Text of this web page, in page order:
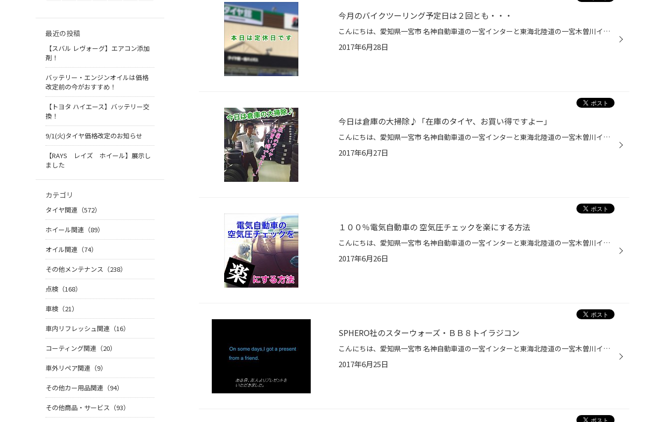
今月のバイクツーリング予定日は２回とも・・・
こんにちは、愛知県一宮市 名神自動車道の一宮インターと東海北陸道の一宮木曽川インターの間くらいにあるタイヤ館一宮バイパス店です。 本日は定休日です。明日は元気に営業しておりますので、ぜひお越しください。 バイクでツーリングの予定でしたが、雨が降り残念ながら今日は中止。今月、２回と...
2017年6月28日
今日は倉庫の大掃除♪「在庫のタイヤ、お買い得ですよー」
こんにちは、愛知県一宮市 名神自動車道の一宮インターと東海北陸道の一宮木曽川インターの間くらいにあるタイヤ館一宮バイパス店です。 今日は少し曇り空。明日、久々にバイクに乗ってどこか行こうとテンチョーに誘われてますが、ちょっと天気が厳しそうです。 テンチョーが誘ってくれると七割は雨...
2017年6月27日
１００％電気自動車の 空気圧チェックを楽にする方法
こんにちは、愛知県一宮市 名神自動車道の一宮インターと東海北陸道の一宮木曽川インターの間くらいにあるタイヤ館一宮バイパス店です。 近年自動車の原動機も多用になり、国内ではハイブリッド車がシェアを伸ばしてきてます。また、従来のガソリン車もエンジンの効率化で飛躍的に燃費が良くなって...
2017年6月26日
SPHERO社のスターウォーズ・ＢＢ８トイラジコン
こんにちは、愛知県一宮市 名神自動車道の一宮インターと東海北陸道の一宮木曽川インターの間くらいにあるタイヤ館一宮バイパス店です。 ある日友人から、先日プレゼントいただいました。 ！！！これは・・・ 私がまだ就学する前から大好きなスターウォーズのグッズじゃないですか！ これ、発売当初...
2017年6月25日
最近の投稿
【スバル レヴォーグ】エアコン添加
剤！
バッテリー・エンジンオイルは価格
改定前の今がおすすめ！
【トヨタ ハイエース】バッテリー交
換！
9/1(火)タイヤ価格改定のお知らせ
【RAYS レイズ ホイール】展示し
ました
カテゴリ
タイヤ関連（572）
ホイール関連（89）
オイル関連（74）
その他メンテナンス（238）
点検（168）
車検（21）
車内リフレッシュ関連（16）
コーティング関連（20）
車外リペア関連（9）
その他カー用品関連（94）
その他商品・サービス（93）